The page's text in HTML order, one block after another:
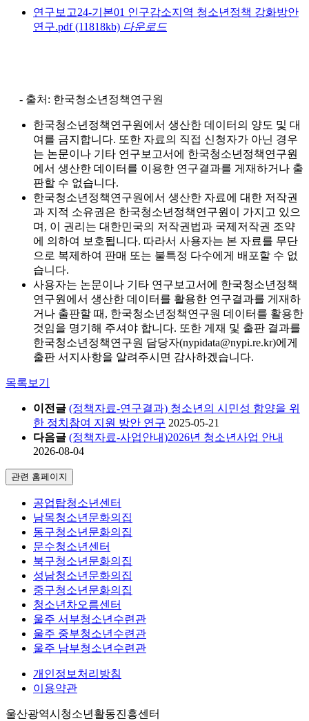
연구보고24-기본01 인구감소지역 청소년정책 강화방안
연구.pdf (11818kb) 다운로드
- 출처: 한국청소년정책연구원
한국청소년정책연구원에서 생산한 데이터의 양도 및 대
여를 금지합니다. 또한 자료의 직접 신청자가 아닌 경우
는 논문이나 기타 연구보고서에 한국청소년정책연구원
에서 생산한 데이터를 이용한 연구결과를 게재하거나 출
판할 수 없습니다.
한국청소년정책연구원에서 생산한 자료에 대한 저작권
과 지적 소유권은 한국청소년정책연구원이 가지고 있으
며, 이 권리는 대한민국의 저작권법과 국제저작권 조약
에 의하여 보호됩니다. 따라서 사용자는 본 자료를 무단
으로 복제하여 판매 또는 불특정 다수에게 배포할 수 없
습니다.
사용자는 논문이나 기타 연구보고서에 한국청소년정책
연구원에서 생산한 데이터를 활용한 연구결과를 게재하
거나 출판할 때, 한국청소년정책연구원 데이터를 활용한
것임을 명기해 주셔야 합니다. 또한 게재 및 출판 결과를
한국청소년정책연구원 담당자(nypidata@nypi.re.kr)에게
출판 서지사항을 알려주시면 감사하겠습니다.
목록보기
이전글 (정책자료-연구결과) 청소년의 시민성 함양을 위
한 정치참여 지원 방안 연구 2025-05-21
다음글 (정책자료-사업안내)2026년 청소년사업 안내
2026-08-04
관련 홈페이지
공업탑청소년센터
남목청소년문화의집
동구청소년문화의집
문수청소년센터
북구청소년문화의집
성남청소년문화의집
중구청소년문화의집
청소년차오름센터
울주 서부청소년수련관
울주 중부청소년수련관
울주 남부청소년수련관
개인정보처리방침
이용약관
울산광역시청소년활동진흥센터